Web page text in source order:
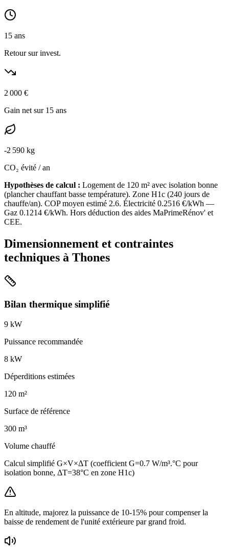
15 ans
Retour sur invest.
2 000 €
Gain net sur 15 ans
-2 590 kg
CO₂ évité / an
Hypothèses de calcul : Logement de 120 m² avec isolation bonne
(plancher chauffant basse température). Zone H1c (240 jours de
chauffe/an). COP moyen estimé 2.6. Électricité 0.2516 €/kWh —
Gaz 0.1214 €/kWh. Hors déduction des aides MaPrimeRénov' et
CEE.
Dimensionnement et contraintes
techniques à Thones
Bilan thermique simplifié
9 kW
Puissance recommandée
8 kW
Déperditions estimées
120 m²
Surface de référence
300 m³
Volume chauffé
Calcul simplifié G×V×ΔT (coefficient G=0.7 W/m³.°C pour
isolation bonne, ΔT=38°C en zone H1c)
En altitude, majorez la puissance de 10-15% pour compenser la
baisse de rendement de l'unité extérieure par grand froid.